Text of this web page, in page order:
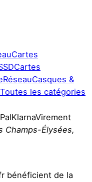
Cartes
Cartes
RéseauCasques &
Toutes les catégories
KlarnaVirement
Champs-Élysées,
bénéficient de la